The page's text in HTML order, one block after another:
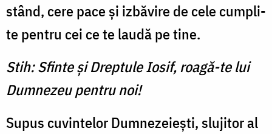
stând, cere pace şi izbăvire de cele cumpli­
te pentru cei ce te laudă pe tine.
Stih: Sfinte şi Dreptule Iosif, roagă-te lui
Dumnezeu pentru noi!
Supus cuvintelor Dumneze­ieşti, slujitor al